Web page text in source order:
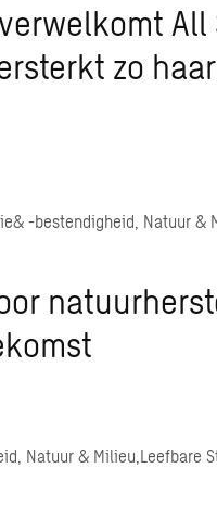
All
zo haar
& -bestendigheid, Natuur &
Natuur & Milieu, Leefbare